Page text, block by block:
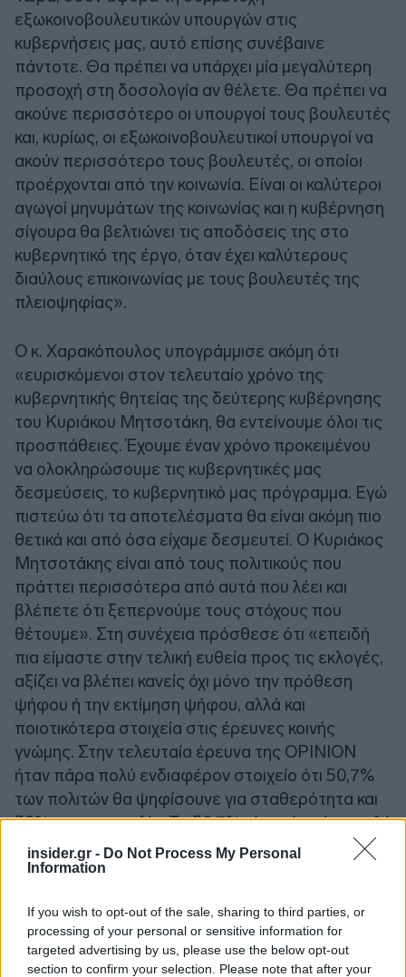
insider.gr - Do Not Process My Personal
Information
If you wish to opt-out of the sale, sharing to third parties, or
processing of your personal or sensitive information for
targeted advertising by us, please use the below opt-out
section to confirm your selection. Please note that after your
εξωκοινοβουλευτικών υπουργών στις
κυβερνήσεις μας, αυτό επίσης συνέβαινε
πάντοτε. Θα πρέπει να υπάρχει μία μεγαλύτερη
προσοχή στη δοσολογία αν θέλετε. Θα πρέπει να
ακούνε περισσότερο οι υπουργοί τους βουλευτές
και, κυρίως, οι εξωκοινοβουλευτικοί υπουργοί να
ακούν περισσότερο τους βουλευτές, οι οποίοι
προέρχονται από την κοινωνία. Είναι οι καλύτεροι
αγωγοί μηνυμάτων της κοινωνίας και η κυβέρνηση
σίγουρα θα βελτιώνει τις αποδόσεις της στο
κυβερνητικό της έργο, όταν έχει καλύτερους
διαύλους επικοινωνίας με τους βουλευτές της
πλειοψηφίας».
Ο κ. Χαρακόπουλος υπογράμμισε ακόμη ότι
«ευρισκόμενοι στον τελευταίο χρόνο της
κυβερνητικής θητείας της δεύτερης κυβέρνησης
του Κυριάκου Μητσοτάκη, θα εντείνουμε όλοι τις
προσπάθειες. Έχουμε έναν χρόνο προκειμένου
να ολοκληρώσουμε τις κυβερνητικές μας
δεσμεύσεις, το κυβερνητικό μας πρόγραμμα. Εγώ
πιστεύω ότι τα αποτελέσματα θα είναι ακόμη πιο
θετικά και από όσα είχαμε δεσμευτεί. Ο Κυριάκος
Μητσοτάκης είναι από τους πολιτικούς που
πράττει περισσότερα από αυτά που λέει και
βλέπετε ότι ξεπερνούμε τους στόχους που
θέτουμε». Στη συνέχεια πρόσθεσε ότι «επειδή
πια είμαστε στην τελική ευθεία προς τις εκλογές,
αξίζει να βλέπει κανείς όχι μόνο την πρόθεση
ψήφου ή την εκτίμηση ψήφου, αλλά και
ποιοτικότερα στοιχεία στις έρευνες κοινής
γνώμης. Στην τελευταία έρευνα της OPINION
ήταν πάρα πολύ ενδιαφέρον στοιχείο ότι 50,7%
των πολιτών θα ψηφίσουνε για σταθερότητα και
30% για καταγγελία. Το 50,7% είναι μία πάρα πολύ
ισχυρή δεξαμενή για να προκύψει μία τρίτη
αυτοδύναμη κυβέρνηση της ΝΔ, αρκεί όλοι να
κάνουμε καλά τη δουλειά μας».